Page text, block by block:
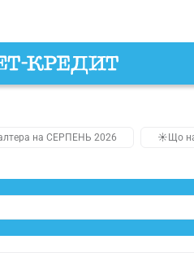
на СЕРПЕНЬ 2026 ☀️Що